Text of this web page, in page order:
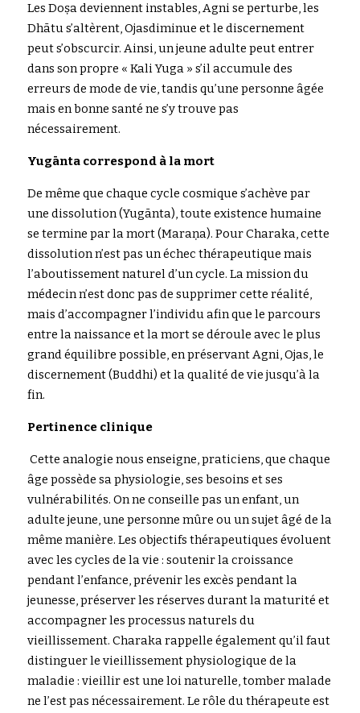
Les Doṣa deviennent instables, Agni se perturbe, les
Dhātu s’altèrent, Ojasdiminue et le discernement
peut s’obscurcir. Ainsi, un jeune adulte peut entrer
dans son propre « Kali Yuga » s’il accumule des
erreurs de mode de vie, tandis qu’une personne âgée
mais en bonne santé ne s’y trouve pas
nécessairement.
Yugānta correspond à la mort
De même que chaque cycle cosmique s’achève par
une dissolution (Yugānta), toute existence humaine
se termine par la mort (Maraṇa). Pour Charaka, cette
dissolution n’est pas un échec thérapeutique mais
l’aboutissement naturel d’un cycle. La mission du
médecin n’est donc pas de supprimer cette réalité,
mais d’accompagner l’individu afin que le parcours
entre la naissance et la mort se déroule avec le plus
grand équilibre possible, en préservant Agni, Ojas,
discernement (Buddhi) et la qualité de vie jusqu’à la
fin.
Pertinence clinique
Cette analogie nous enseigne, praticiens, que chaque
âge possède sa physiologie, ses besoins et ses
vulnérabilités. On ne conseille pas un enfant, un
adulte jeune, une personne mûre ou un sujet âgé de la
même manière. Les objectifs thérapeutiques évoluent
avec les cycles de la vie : soutenir la croissance
pendant l’enfance, prévenir les excès pendant la
jeunesse, préserver les réserves durant la maturité et
accompagner les processus naturels du
vieillissement. Charaka rappelle également qu’il faut
distinguer le vieillissement physiologique de la
maladie : vieillir est une loi naturelle, tomber malade
ne l’est pas nécessairement. Le rôle du thérapeute est